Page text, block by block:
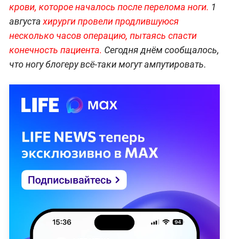
крови, которое началось после перелома ноги. 1
августа хирурги провели продлившуюся
несколько часов операцию, пытаясь спасти
конечность пациента. Сегодня днём сообщалось,
что ногу блогеру всё-таки могут ампутировать.